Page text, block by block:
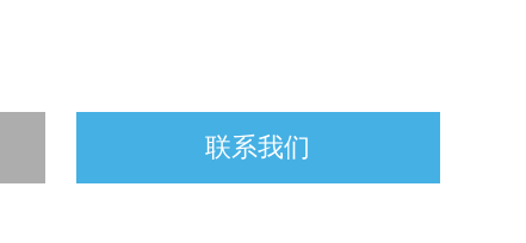
联系我们